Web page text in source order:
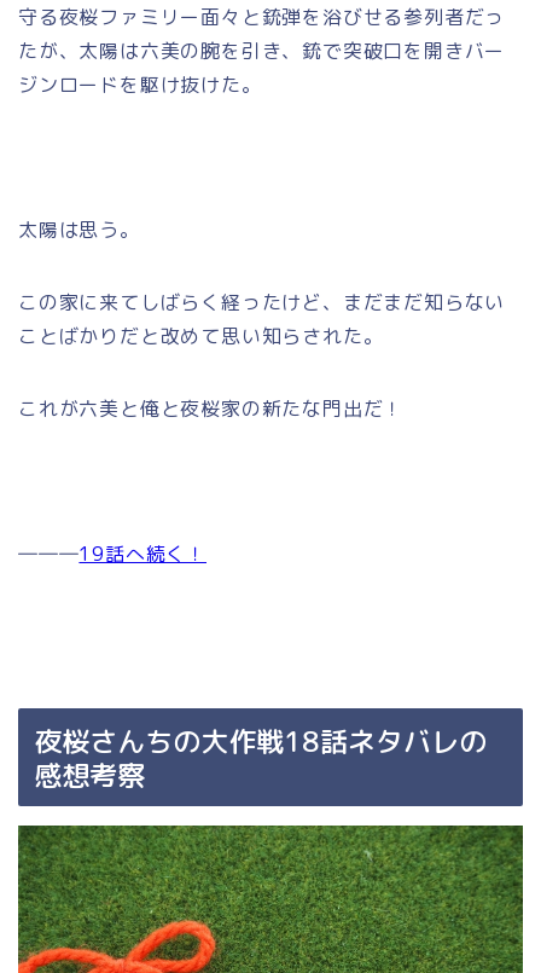
守る夜桜ファミリー面々と銃弾を浴びせる参列者だっ
たが、太陽は六美の腕を引き、銃で突破口を開きバー
ジンロードを駆け抜けた。
太陽は思う。
この家に来てしばらく経ったけど、まだまだ知らない
ことばかりだと改めて思い知らされた。
これが六美と俺と夜桜家の新たな門出だ！
―――19話へ続く！
夜桜さんちの大作戦18話ネタバレの
感想考察